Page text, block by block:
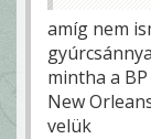
amíg nem
mintha a
New
velük